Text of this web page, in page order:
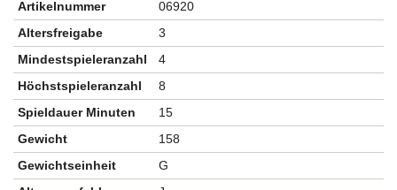
Artikelnummer
06920
Altersfreigabe
3
Mindestspieleranzahl
4
Höchstspieleranzahl
8
Spieldauer Minuten
15
Gewicht
158
Gewichtseinheit
G